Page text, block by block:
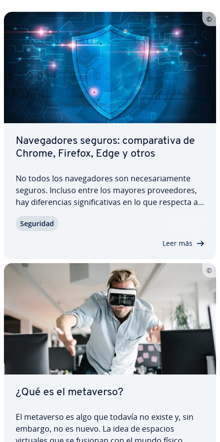
Na­ve­ga­do­res seguros: co­m­pa­ra­ti­va de
Chrome, Firefox, Edge y otros
No todos los na­ve­ga­do­res son ne­ce­sa­ria­me­n­te
seguros. Incluso entre los mayores pro­vee­do­res,
hay di­fe­re­n­cias si­g­ni­fi­ca­ti­vas en lo que respecta a
co­m­pa­ra­ción de Chrome, Firefox, Edge y otros,
Seguridad
Leer más
¿Qué es el metaverso?
El metaverso es algo que todavía no existe y, sin
embargo, no es nuevo. La idea de espacios